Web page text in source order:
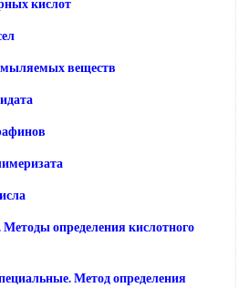
кислот
веществ
определения кислотного
Метод определения